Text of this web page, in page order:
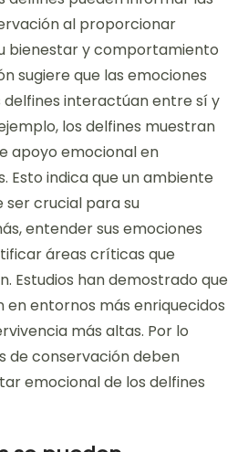
al proporcionar
bienestar y comportamiento
sugiere que las emociones
delfines interactúan entre sí y
los delfines muestran
apoyo emocional en
Esto indica que un ambiente
ser crucial para su
entender sus emociones
áreas críticas que
Estudios han demostrado que
en entornos más enriquecidos
más altas. Por lo
de conservación deben
emocional de los delfines